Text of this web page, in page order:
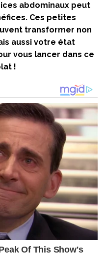
abdominaux peut
Ces petites
transformer non
aussi votre état
vous lancer dans ce
!